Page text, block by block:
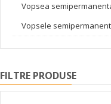
Vopsea
Vopsele
FILTRE PRODUSE